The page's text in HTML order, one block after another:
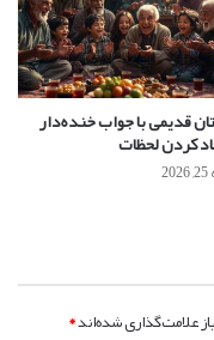
قدیمی با جواب خنده‌دار
کردن لحظات
علامت‌گذاری شده‌اند*